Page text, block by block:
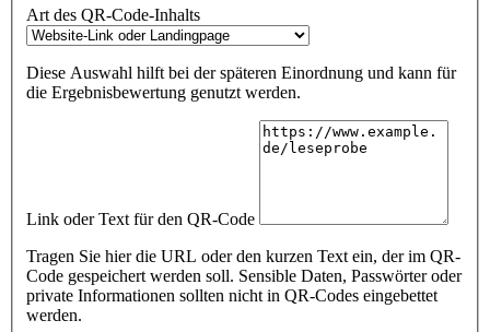
Art des QR-Code-Inhalts
Diese Auswahl hilft bei der späteren Einordnung und kann für
die Ergebnisbewertung genutzt werden.
Link oder Text für den QR-Code
Tragen Sie hier die URL oder den kurzen Text ein, der im QR-
Code gespeichert werden soll. Sensible Daten, Passwörter oder
private Informationen sollten nicht in QR-Codes eingebettet
werden.